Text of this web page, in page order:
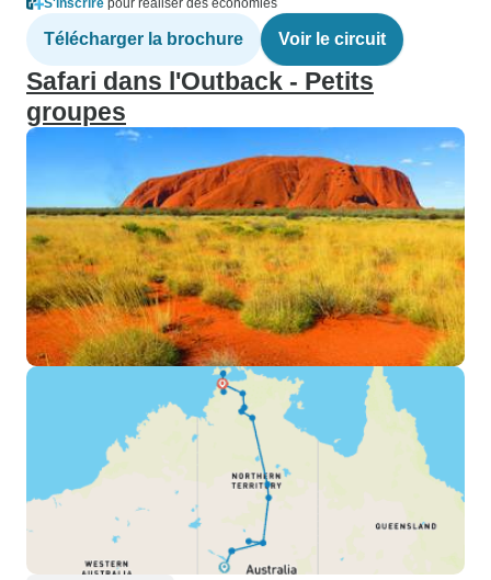
S'inscrire pour réaliser des économies
Télécharger la brochure Voir le circuit
Safari dans l'Outback - Petits
groupes